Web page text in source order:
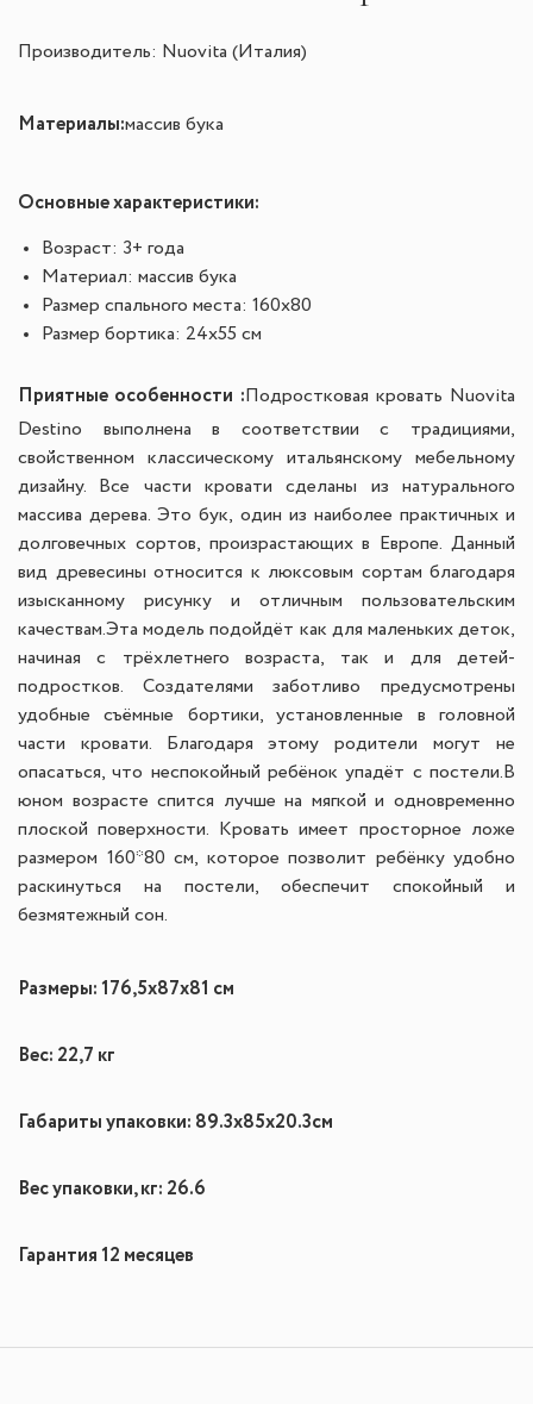
Производитель: Nuovita (Италия)
Материалы:массив бука
Основные характеристики:
Возраст: 3+ года
Материал: массив бука
Размер спального места: 160x80
Размер бортика: 24х55 см
Приятные особенности : Подростковая кровать Nuovita
Destino выполнена в соответствии с традициями,
свойственном классическому итальянскому мебельному
дизайну. Все части кровати сделаны из натурального
массива дерева. Это бук, один из наиболее практичных и
долговечных сортов, произрастающих в Европе. Данный
вид древесины относится к люксовым сортам благодаря
изысканному рисунку и отличным пользовательским
качествам.Эта модель подойдёт как для маленьких деток,
начиная с трёхлетнего возраста, так и для детей-
подростков. Создателями заботливо предусмотрены
удобные съёмные бортики, установленные в головной
части кровати. Благодаря этому родители могут не
опасаться, что неспокойный ребёнок упадёт с постели. В
юном возрасте спится лучше на мягкой и одновременно
плоской поверхности. Кровать имеет просторное ложе
размером 160*80 см, которое позволит ребёнку удобно
раскинуться на постели, обеспечит спокойный и
безмятежный сон.
Размеры: 176,5х87х81 см
Вес: 22,7 кг
Габариты упаковки: 89.3x85x20.3см
Вес упаковки, кг: 26.6
Гарантия 12 месяцев